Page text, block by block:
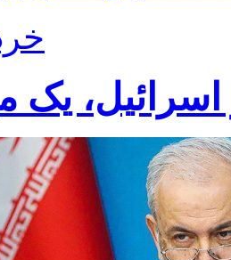
25
اسرائیل،